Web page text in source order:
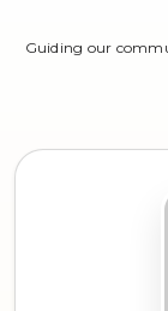
Guiding our